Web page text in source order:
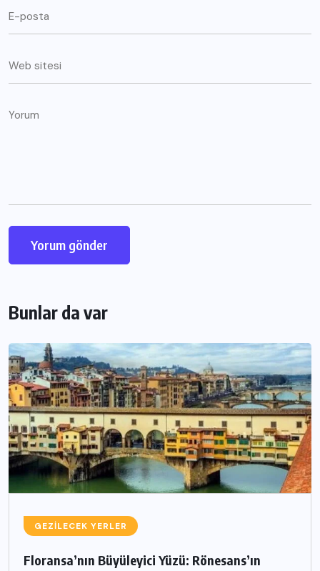
Bunlar da var
GEZILECEK YERLER
Floransa’nın Büyüleyici Yüzü: Rönesans’ın